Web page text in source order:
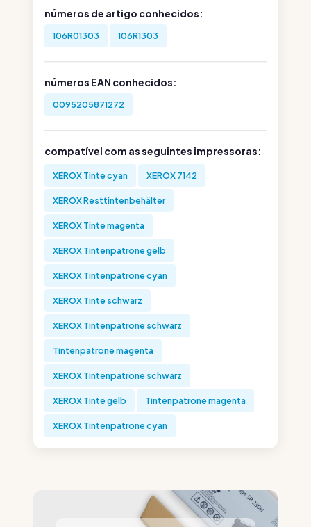
números de artigo conhecidos:
106R01303 106R1303
números EAN conhecidos:
0095205871272
compatível com as seguintes impressoras:
XEROX Tinte cyan XEROX 7142
XEROX Resttintenbehälter
XEROX Tinte magenta
XEROX Tintenpatrone gelb
XEROX Tintenpatrone cyan
XEROX Tinte schwarz
XEROX Tintenpatrone schwarz
Tintenpatrone magenta
XEROX Tintenpatrone schwarz
XEROX Tinte gelb Tintenpatrone magenta
XEROX Tintenpatrone cyan